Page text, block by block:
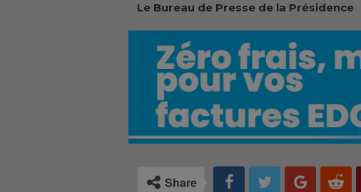
Le Bureau de Presse de la Présidence
Share